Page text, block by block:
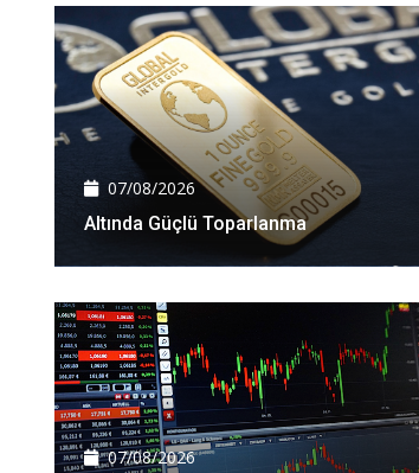
07/08/2026
Altında Güçlü Toparlanma
07/08/2026